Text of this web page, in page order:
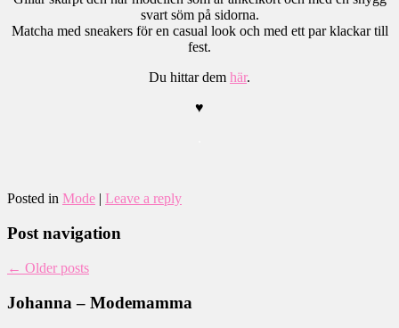
svart söm på sidorna.
Matcha med sneakers för en casual look och med ett par klackar till
fest.
Du hittar dem här.
♥
Posted in Mode | Leave a reply
Post navigation
← Older posts
Johanna – Modemamma